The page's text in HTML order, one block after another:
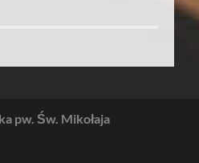
pw. Św. Mikołaja